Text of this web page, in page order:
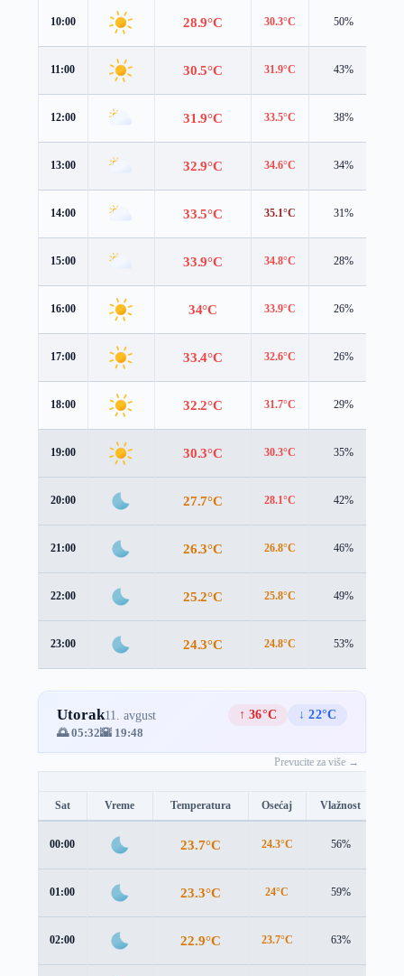
10:00 28.9°C 30.3°C 50%
11:00 30.5°C 31.9°C 43%
12:00 31.9°C 33.5°C 38%
13:00 32.9°C 34.6°C 34%
14:00 33.5°C 35.1°C 31%
15:00 33.9°C 34.8°C 28%
16:00 34°C 33.9°C 26%
17:00 33.4°C 32.6°C 26%
18:00 32.2°C 31.7°C 29%
19:00 30.3°C 30.3°C 35%
20:00 27.7°C 28.1°C 42%
21:00 26.3°C 26.8°C 46%
22:00 25.2°C 25.8°C 49%
23:00 24.3°C 24.8°C 53%
Utorak11. avgust ↑ 36°C
↓ 22°C
🌅 05:32🌇 19:48
Prevucite za više →
Sat Vreme Temperatura Osećaj Vlažnost
00:00 23.7°C 24.3°C 56%
01:00 23.3°C 24°C 59%
02:00 22.9°C 23.7°C 63%